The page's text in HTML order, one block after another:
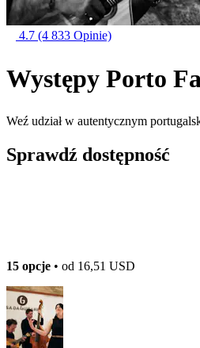
4.7 (4 833 Opinie)
Występy Porto
Weź udział w autentycznym
Sprawdź dostępność
15 opcje • od 16,51 USD